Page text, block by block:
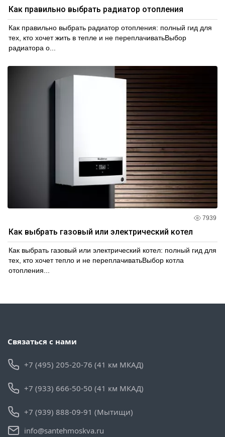
Как правильно выбрать радиатор отопления
Как правильно выбрать радиатор отопления: полный гид для
тех, кто хочет жить в тепле и не переплачиватьВыбор
радиатора о...
7939
Как выбрать газовый или электрический котел
Как выбрать газовый или электрический котел: полный гид для
тех, кто хочет тепло и не переплачиватьВыбор котла
отопления...
Связаться с нами
+7 (495) 205-20-76 (41 км МКАД)
+7 (933) 666-50-50 (41 км МКАД)
+7 (939) 888-09-91 (Мытищи)
info@santehmoskva.ru